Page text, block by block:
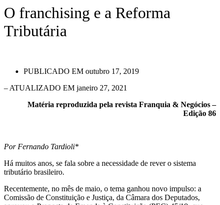
O franchising e a Reforma
Tributária
PUBLICADO EM outubro 17, 2019
– ATUALIZADO EM janeiro 27, 2021
Matéria reproduzida pela revista Franquia & Negócios –
Edição 86
Por Fernando Tardioli*
Há muitos anos, se fala sobre a necessidade de rever o sistema
tributário brasileiro.
Recentemente, no mês de maio, o tema ganhou novo impulso: a
Comissão de Constituição e Justiça, da Câmara dos Deputados,